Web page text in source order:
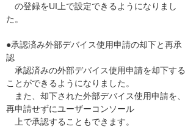
の登録をUI上で設定できるようになりまし
た。
●承認済み外部デバイス使用申請の却下と再承
認
承認済みの外部デバイス使用申請を却下する
ことができるようになりました。
また、却下された外部デバイス使用申請を、
再申請せずにユーザーコンソール
上で承認することもできます。